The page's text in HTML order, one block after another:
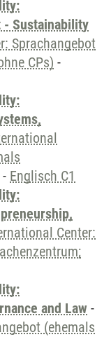
- Sustainability
Sprachangebot
CPs) -
- Englisch C1
Center:
and Law -
(ehemals